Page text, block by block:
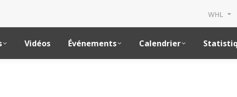
WHL
Vidéos Événements Calendrier